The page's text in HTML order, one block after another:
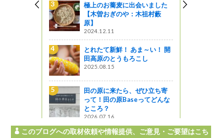
極上のお蕎麦に出会いました
【木曽おぎのや：木祖村藪
原】
2024.12.11
とれたて新鮮！ あま～い！ 開
田高原のとうもろこし
2025.08.15
田の原に来たら、ぜひ立ち寄
って！田の原Baseってどんな
ところ？
2026.07.16
このブログへの取材依頼や情報提供、ご意見・ご要望はこち